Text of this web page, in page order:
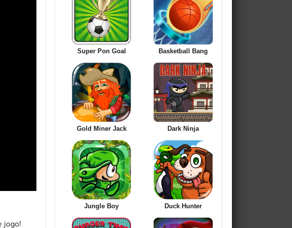
jogo!
Super Pon Goal Basketball Bang
Gold Miner Jack Dark Ninja
Jungle Boy Duck Hunter